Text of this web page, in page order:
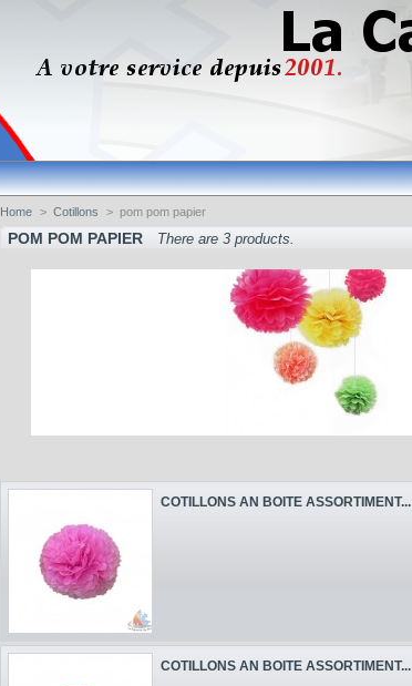
Home > Cotillons > pom pom papier
POM POM PAPIER There are 3 products.
COTILLONS AN BOITE ASSORTIMENT...
COTILLONS AN BOITE ASSORTIMENT...